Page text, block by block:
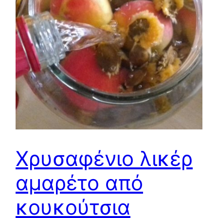
Χρυσαφένιο λικέρ
αμαρέτο από
κουκούτσια